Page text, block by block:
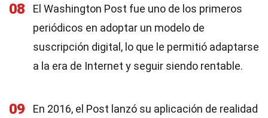
08
El Washington Post fue uno de los primeros
periódicos en adoptar un modelo de
suscripción digital, lo que le permitió adaptarse
a la era de Internet y seguir siendo rentable.
09
En 2016, el Post lanzó su aplicación de realidad